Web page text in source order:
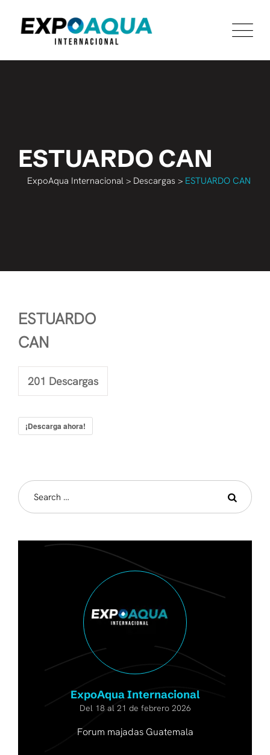
content
ESTUARDO CAN
ExpoAqua Internacional > Descargas > ESTUARDO CAN
ESTUARDO
CAN
201 Descargas
¡Descarga ahora!
ExpoAqua Internacional
Del 18 al 21 de febrero 2026
Forum majadas Guatemala